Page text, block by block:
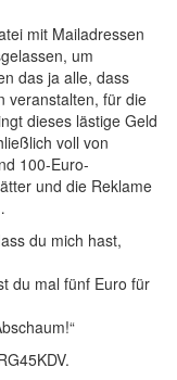
mit Mailadressen
um
das ja alle, dass
veranstalten, für die
dieses lästige Geld
voll von
100-Euro-
und die Reklame
du mich hast,
du mal fünf Euro für